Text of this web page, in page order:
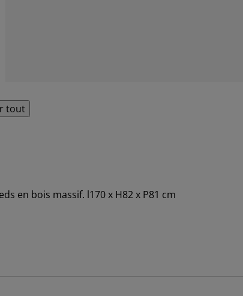
tout
en bois massif. l170 x H82 x P81 cm